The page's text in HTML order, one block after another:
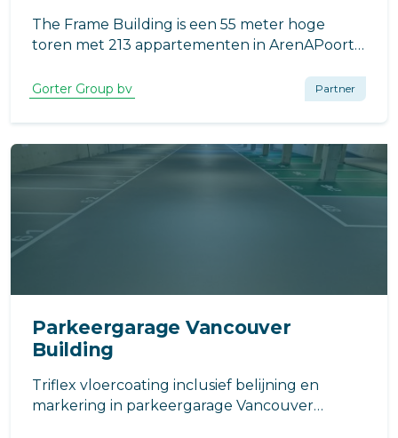
The Frame Building is een 55 meter hoge
toren met 213 appartementen in ArenAPoort
gebouwd bovenop de parkeergarage van
kantoorgebouw.
Gorter Group bv Partner
Parkeergarage Vancouver
Building
Triflex vloercoating inclusief belijning en
markering in parkeergarage Vancouver